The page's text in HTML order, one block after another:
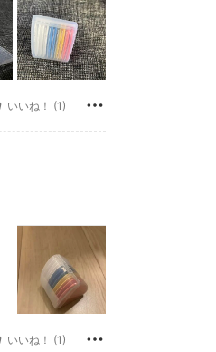
いいね！ (1)
いいね！ (1)